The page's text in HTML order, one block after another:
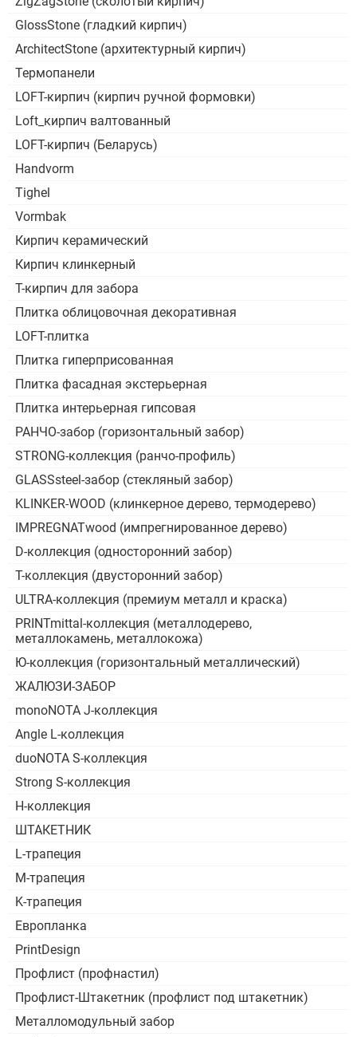
GlossStone (гладкий кирпич)
ArchitectStone (архитектурный кирпич)
Термопанели
LOFT-кирпич (кирпич ручной формовки)
Loft_кирпич валтованный
LOFT-кирпич (Беларусь)
Handvorm
Tighel
Vormbak
Кирпич керамический
Кирпич клинкерный
Т-кирпич для забора
Плитка облицовочная декоративная
LOFT-плитка
Плитка гиперприсованная
Плитка фасадная экстерьерная
Плитка интерьерная гипсовая
РАНЧО-забор (горизонтальный забор)
STRONG-коллекция (ранчо-профиль)
GLASSsteel-забор (стекляный забор)
KLINKER-WOOD (клинкерное дерево, термодерево)
IMPREGNATwood (импрегнированное дерево)
D-коллекция (односторонний забор)
Т-коллекция (двусторонний забор)
ULTRA-коллекция (премиум металл и краска)
PRINTmittal-коллекция (металлодерево,
металлокамень, металлокожа)
Ю-коллекция (горизонтальный металлический)
ЖАЛЮЗИ-ЗАБОР
monoNOTA J-коллекция
Angle L-коллекция
duoNOTA S-коллекция
Strong S-коллекция
H-коллекция
ШТАКЕТНИК
L-трапеция
M-трапеция
K-трапеция
Европланка
PrintDesign
Профлист (профнастил)
Профлист-Штакетник (профлист под штакетник)
Металломодульный забор